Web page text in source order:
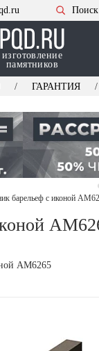
Поиск
изготовление
памятников
ГАРАНТИЯ
барельеф с иконой